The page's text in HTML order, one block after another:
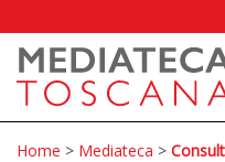
Home > Mediateca >